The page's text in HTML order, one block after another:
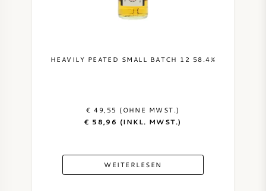
HEAVILY PEATED SMALL BATCH 12 58.4%
€ 49,55 (OHNE MWST.)
€ 58,96 (INKL. MWST.)
WEITERLESEN